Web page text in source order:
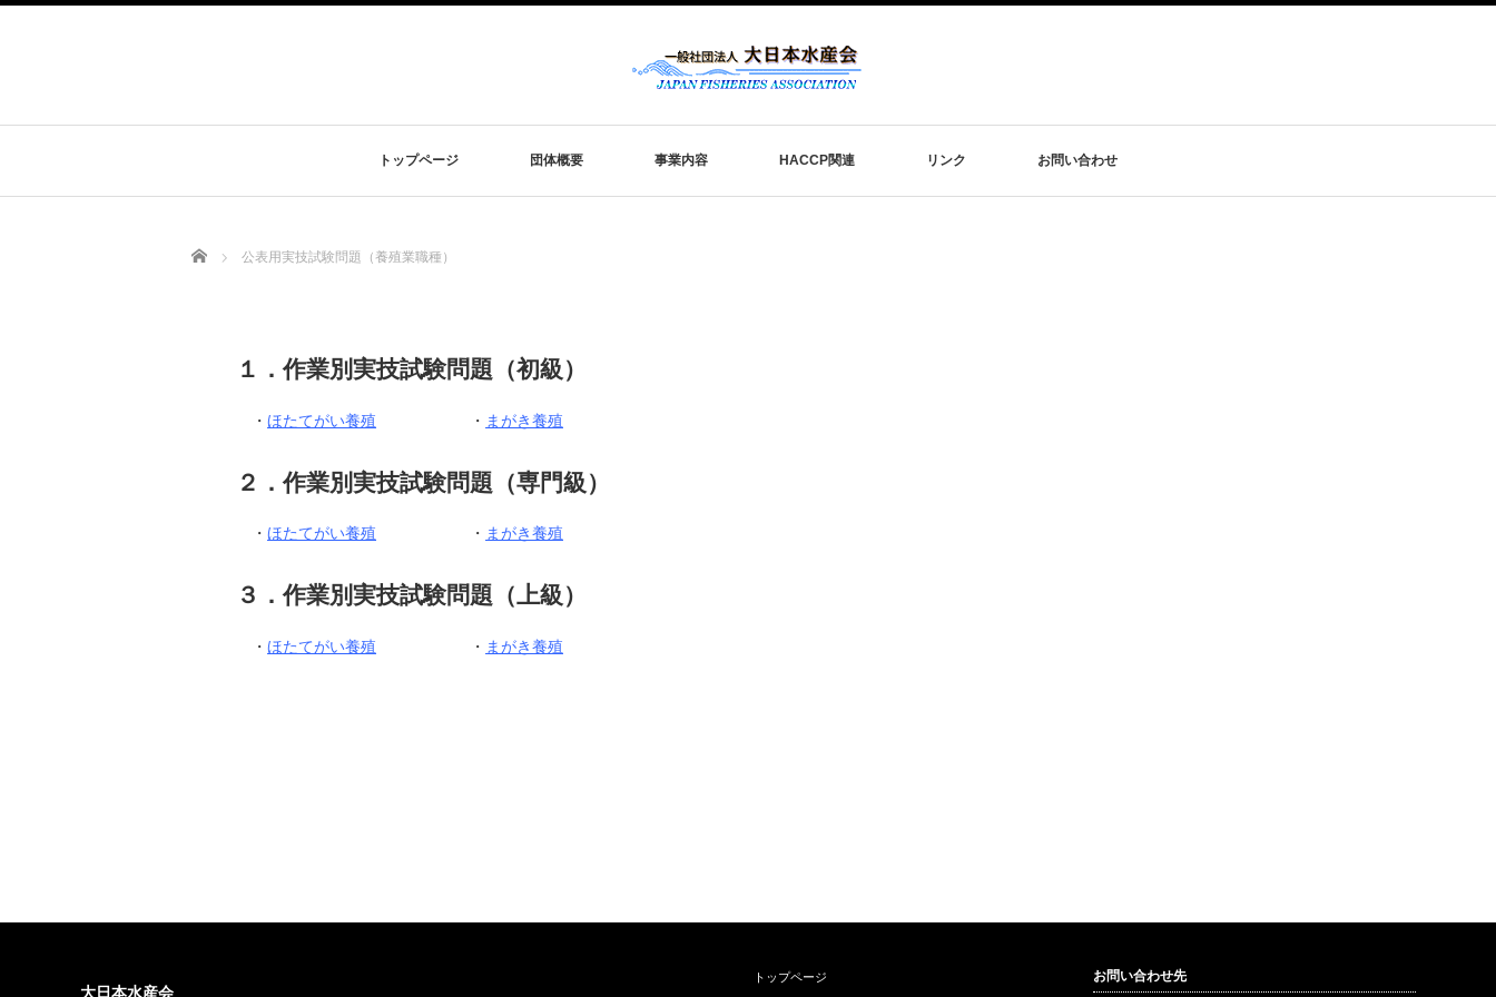
トップページ 団体概要 事業内容 HACCP関連 リンク お問い合わせ
Home 公表用実技試験問題（養殖業職種）
１．作業別実技試験問題（初級）
・ ほたてがい養殖 ・ まがき養殖
２．作業別実技試験問題（専門級）
・ ほたてがい養殖 ・ まがき養殖
３．作業別実技試験問題（上級）
・ ほたてがい養殖 ・ まがき養殖
大日本水産会
トップページ お問い合わせ先